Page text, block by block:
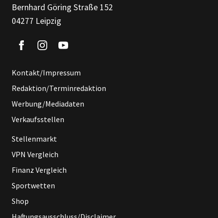
Bernhard Göring Straße 152
04277 Leipzig
Kontakt/Impressum
Redaktion/Terminredaktion
Werbung/Mediadaten
Verkaufsstellen
Stellenmarkt
VPN Vergleich
Finanz Vergleich
Sportwetten
Shop